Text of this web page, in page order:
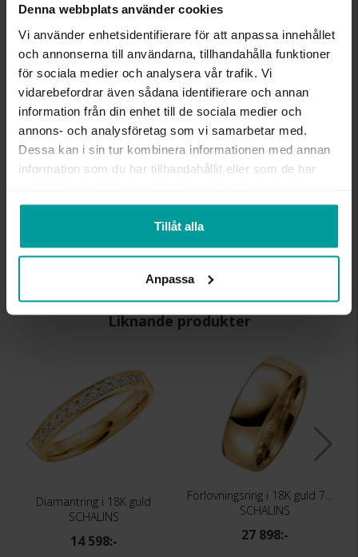
Denna webbplats använder cookies
Vi använder enhetsidentifierare för att anpassa innehållet
och annonserna till användarna, tillhandahålla funktioner
för sociala medier och analysera vår trafik. Vi
vidarebefordrar även sådana identifierare och annan
information från din enhet till de sociala medier och
annons- och analysföretag som vi samarbetar med.
Dessa kan i sin tur kombinera informationen med annan
information som du har tillhandahållit eller som de har
Tillåt alla
Anpassa
Öppet köp, ångerrätt och bytesrätt gäller ej för
beställningsvaror, ringar från Albrekts by Schalins
samt graverade varor. Leveranstiden är 5-15
arbetsdagar för beställningsvaror. Läs mer om
ångerrätt och öppet köp i webbshoppen här
INFO
BREDD CA (MM)
5
HÖJD CA (MM)
1.5
MATERIAL
Guld
18K Gold
ÖVRIGT
Ringarna kan även beställas i
Liknande produkter
Diamantring i 18K guld
SCHALINS
14 598:-
SCHALINS
27 898:-